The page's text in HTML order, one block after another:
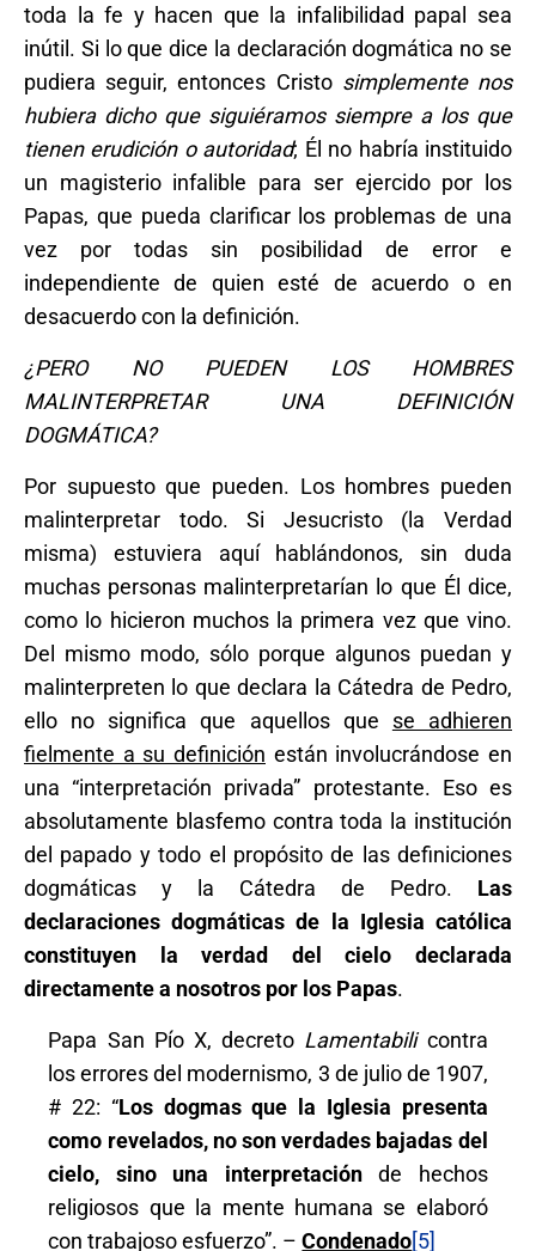
toda la fe y hacen que la infalibilidad papal sea
inútil. Si lo que dice la declaración dogmática no se
pudiera seguir, entonces Cristo simplemente nos
hubiera dicho que siguiéramos siempre a los que
tienen erudición o autoridad; Él no habría instituido
un magisterio infalible para ser ejercido por los
Papas, que pueda clarificar los problemas de una
vez por todas sin posibilidad de error e
independiente de quien esté de acuerdo o en
desacuerdo con la definición.
¿PERO NO PUEDEN LOS HOMBRES
MALINTERPRETAR UNA DEFINICIÓN
DOGMÁTICA?
Por supuesto que pueden. Los hombres pueden
malinterpretar todo. Si Jesucristo (la Verdad
misma) estuviera aquí hablándonos, sin duda
muchas personas malinterpretarían lo que Él dice,
como lo hicieron muchos la primera vez que vino.
Del mismo modo, sólo porque algunos puedan y
malinterpreten lo que declara la Cátedra de Pedro,
ello no significa que aquellos que se adhieren
fielmente a su definición están involucrándose en
una “interpretación privada” protestante. Eso es
absolutamente blasfemo contra toda la institución
del papado y todo el propósito de las definiciones
dogmáticas y la Cátedra de Pedro. Las
declaraciones dogmáticas de la Iglesia católica
constituyen la verdad del cielo declarada
directamente a nosotros por los Papas.
Papa San Pío X, decreto Lamentabilicontra
los errores del modernismo, 3 de julio de 1907,
# 22: “Los dogmas que la Iglesia presenta
como revelados, no son verdades bajadas del
cielo, sino una interpretaciónde hechos
religiosos que la mente humana se elaboró
con trabajoso esfuerzo”. –Condenado[5]